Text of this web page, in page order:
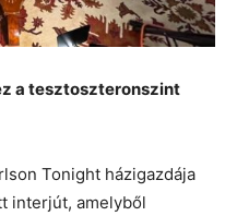
a tesztoszteronszint
Tonight házigazdája
interjút, amelyből